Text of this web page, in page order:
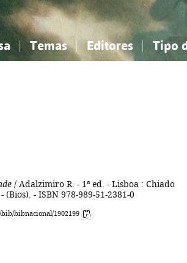
Temas Editores Tipo
/ Adalzimiro R. - 1ª ed. - Lisboa : Chiado
- ISBN 978-989-51-2381-0
bibnacional/1902199